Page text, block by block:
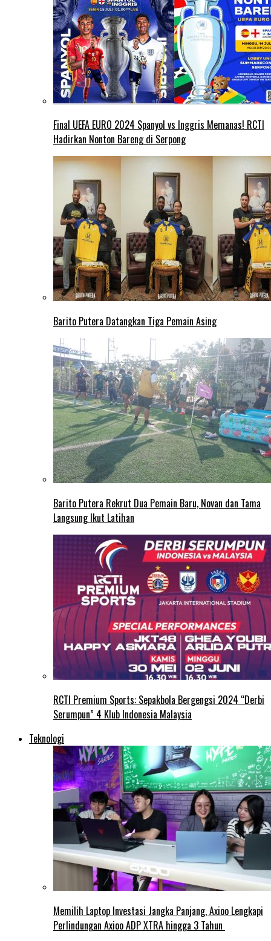
Final UEFA EURO 2024 Spanyol vs Inggris Memanas! RCTI
Hadirkan Nonton Bareng di Serpong
Barito Putera Datangkan Tiga Pemain Asing
Barito Putera Rekrut Dua Pemain Baru, Novan dan Tama
Langsung Ikut Latihan
RCTI Premium Sports: Sepakbola Bergengsi 2024 “Derbi
Serumpun” 4 Klub Indonesia Malaysia
Teknologi
Memilih Laptop Investasi Jangka Panjang, Axioo Lengkapi
Perlindungan Axioo ADP XTRA hingga 3 Tahun